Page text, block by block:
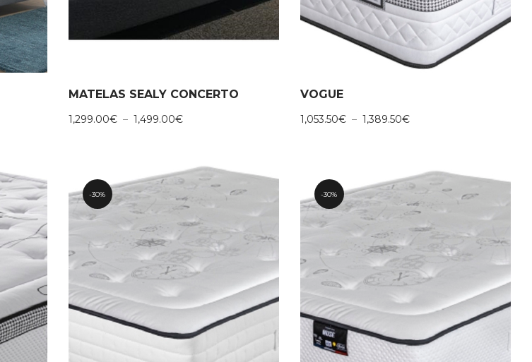
MATELAS SEALY CONCERTO
1,299.00€ – 1,499.00€Plage
à
1,499.00€
VOGUE
1,053.50€ – 1,389.50€Plage
à
1,389.50€
30% 30%